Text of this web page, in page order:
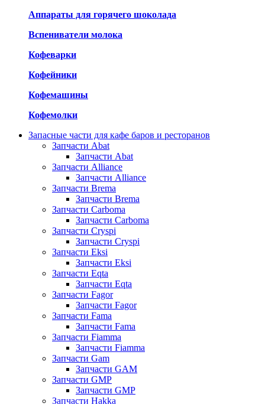
Аппараты для горячего шоколада
Вспениватели молока
Кофеварки
Кофейники
Кофемашины
Кофемолки
Запасные части для кафе баров и ресторанов
Запчасти Abat
Запчасти Abat
Запчасти Alliance
Запчасти Alliance
Запчасти Brema
Запчасти Brema
Запчасти Carboma
Запчасти Carboma
Запчасти Cryspi
Запчасти Cryspi
Запчасти Eksi
Запчасти Eksi
Запчасти Eqta
Запчасти Eqta
Запчасти Fagor
Запчасти Fagor
Запчасти Fama
Запчасти Fama
Запчасти Fiamma
Запчасти Fiamma
Запчасти Gam
Запчасти GAM
Запчасти GMP
Запчасти GMP
Запчасти Hakka